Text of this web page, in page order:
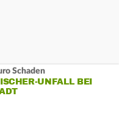
Schaden
UNFALL BEI